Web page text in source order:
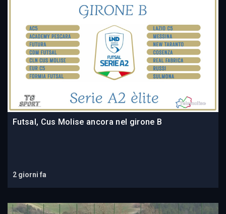
Futsal, Cus Molise ancora nel girone B
2 giorni fa